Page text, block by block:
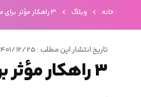
خانه وبلاگ 3 راهکار مؤثر برای مقابله با استرس کودکان
تاریخ انتشار این مطلب : 1401/12/25 ساعت 00:00:00
3 راهکار مؤثر برای مقابله با استرس کودکان